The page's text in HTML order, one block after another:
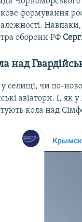
формування
оборони РФ
над
селищі, чи по-
авіатори. І,
кола над